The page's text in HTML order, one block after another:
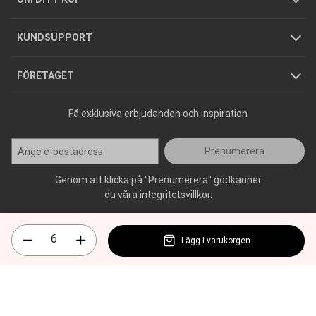
KUNDSUPPORT
Varumärken
FÖRETAGET
Jobba hos oss
Press
Få exklusiva erbjudanden och inspiration
Prenumerera
Genom att klicka på "Prenumerera" godkänner
du våra integritetsvillkor.
Lägg i varukorgen